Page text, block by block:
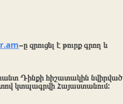
.am–ը զրուցել է թուրք գրող և
Դինքի հիշատակին նվիրված
կտպագրվի Հայաստանում: